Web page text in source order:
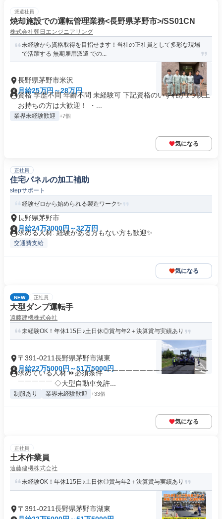
派遣社員
焼却施設での運転管理業務<長野県茅野市>/SS01CN
株式会社朝日エンジニアリング
未経験から資格取得を目指せます！当社の正社員として多彩な現場
で活躍する 無期雇用派遣 での...
長野県茅野市米沢
月給25万円～28万円
資格 学歴不問 年齢不問 未経験可 下記資格のいずれか1つ以上
お持ちの方は大歓迎！ ・...
業界未経験歓迎 +7個
気になる
正社員
住宅パネルの加工補助
stepサポート
経験ゼロから始められる製造ワーク✨
長野県茅野市
月給24万3000円～32万円
求める人材: 経験がある方もない方も歓迎✨
交通費支給
気になる
NEW 正社員
大型ダンプ運転手
遠藤建機株式会社
未経験OK！年休115日♪土日休◎賞与年2＋決算賞与実績あり
〒391-0211長野県茅野市湖東
月給22万5000円～51万5000円
求めている人材 ⏩必須条件 ￣￣￣￣￣￣￣￣￣￣￣￣￣￣￣
￣￣￣￣￣ ◇大型自動車免許...
制服あり 業界未経験歓迎 +33個
気になる
正社員
土木作業員
遠藤建機株式会社
未経験OK！年休115日♪土日休◎賞与年2＋決算賞与実績あり
〒391-0211長野県茅野市湖東